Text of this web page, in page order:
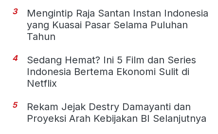
3
Mengintip Raja Santan Instan Indonesia
yang Kuasai Pasar Selama Puluhan
Tahun
4
Sedang Hemat? Ini 5 Film dan Series
Indonesia Bertema Ekonomi Sulit di
Netflix
5
Rekam Jejak Destry Damayanti dan
Proyeksi Arah Kebijakan BI Selanjutnya